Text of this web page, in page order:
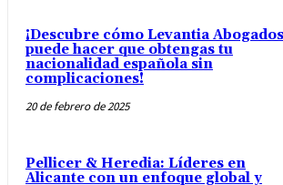
¡Descubre cómo Levantia Abogados
puede hacer que obtengas tu
nacionalidad española sin
complicaciones!
20 de febrero de 2025
Pellicer & Heredia: Líderes en
Alicante con un enfoque global y